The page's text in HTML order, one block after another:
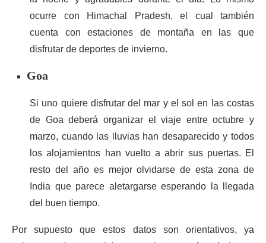
ocurre con Himachal Pradesh, el cual también
cuenta con estaciones de montaña en las que
disfrutar de deportes de invierno.
Goa
Si uno quiere disfrutar del mar y el sol en las costas
de Goa deberá organizar el viaje entre octubre y
marzo, cuando las lluvias han desaparecido y todos
los alojamientos han vuelto a abrir sus puertas. El
resto del año es mejor olvidarse de esta zona de
India que parece aletargarse esperando la llegada
del buen tiempo.
Por supuesto que estos datos son orientativos, ya